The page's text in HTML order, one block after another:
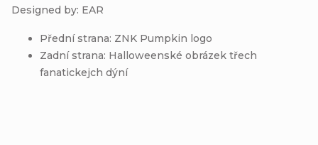
Designed by: EAR
Přední strana: ZNK Pumpkin logo
Zadní strana: Halloweenské obrázek třech
fanatickejch dýní